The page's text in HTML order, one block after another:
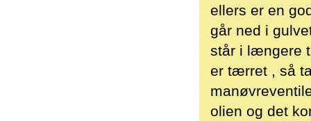
ellers er en
går ned i
står i længere
er tærret , så
olien og det